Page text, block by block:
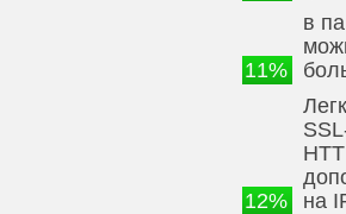
11%
в
12%
на